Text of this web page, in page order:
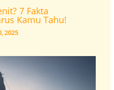
7 Fakta
Kamu Tahu!
2025